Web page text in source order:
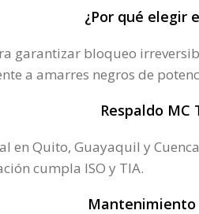
¿Por qué elegir
garantizar bloqueo
a amarres negros de
Respaldo MC
en Quito, Guayaquil y
cumpla ISO y TIA.
Mantenimiento